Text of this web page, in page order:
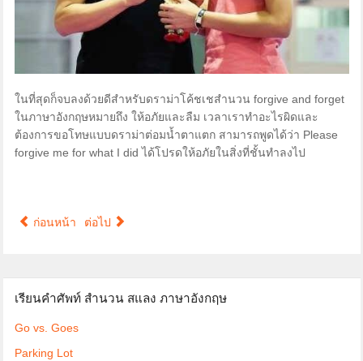
ในที่สุดก็จบลงด้วยดีสำหรับดราม่าโค้ชเชสำนวน forgive and forget
ในภาษาอังกฤษหมายถึง ให้อภัยและลืม เวลาเราทำอะไรผิดและ
ต้องการขอโทษแบบดราม่าต่อมน้ำตาแตก สามารถพูดได้ว่า Please
forgive me for what I did ได้โปรดให้อภัยในสิ่งที่ชั้นทำลงไป
ก่อนหน้า ต่อไป
เรียนคำศัพท์ สำนวน สแลง ภาษาอังกฤษ
Go vs. Goes
Parking Lot